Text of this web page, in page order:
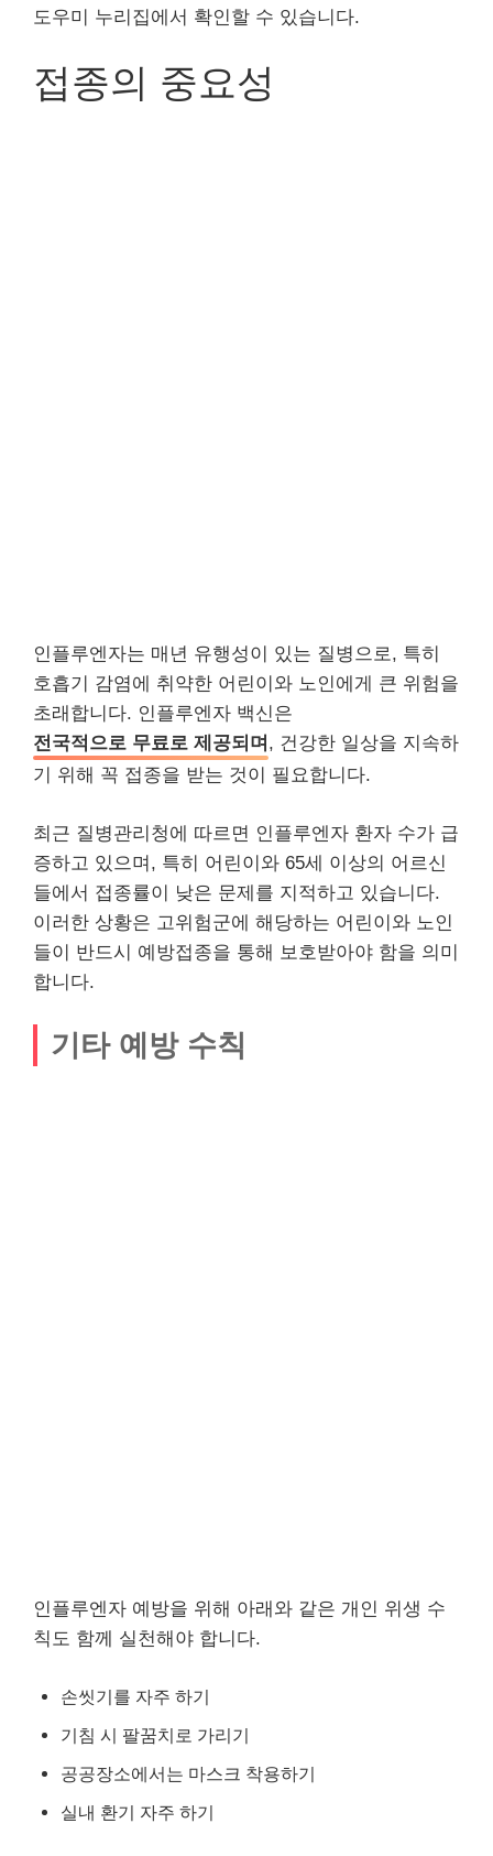
도우미 누리집에서 확인할 수 있습니다.
접종의 중요성
인플루엔자는 매년 유행성이 있는 질병으로, 특히
호흡기 감염에 취약한 어린이와 노인에게 큰 위험을
초래합니다. 인플루엔자 백신은
전국적으로 무료로 제공되며 , 건강한 일상을 지속하
기 위해 꼭 접종을 받는 것이 필요합니다.
최근 질병관리청에 따르면 인플루엔자 환자 수가 급
증하고 있으며, 특히 어린이와 65세 이상의 어르신
들에서 접종률이 낮은 문제를 지적하고 있습니다.
이러한 상황은 고위험군에 해당하는 어린이와 노인
들이 반드시 예방접종을 통해 보호받아야 함을 의미
합니다.
기타 예방 수칙
인플루엔자 예방을 위해 아래와 같은 개인 위생 수
칙도 함께 실천해야 합니다.
손씻기를 자주 하기
기침 시 팔꿈치로 가리기
공공장소에서는 마스크 착용하기
실내 환기 자주 하기